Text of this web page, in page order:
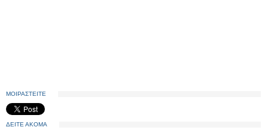
ΜΟΙΡΑΣΤΕΙΤΕ
ΔΕΙΤΕ ΑΚΟΜΑ